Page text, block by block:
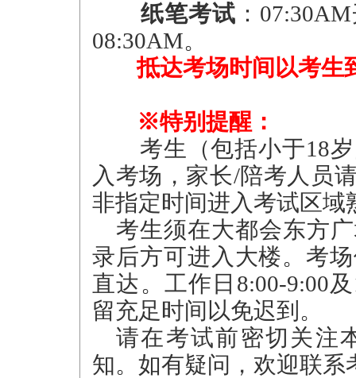
纸笔考试 ：
08:30AM。
抵达考场时间以考生
※特别提醒：
考生（包括小于18
入考场，家长/陪考人员
非指定时间进入考试区域
考生须在大都会东方
录后方可进入大楼。考
直达。工作日8:00-9:00
留充足时间以免迟到。
请在考试前密切关注
知。如有疑问，欢迎联系